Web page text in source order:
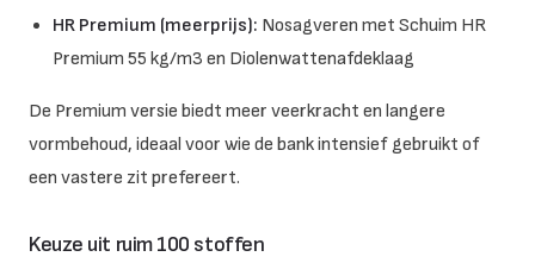
HR Premium (meerprijs): Nosagveren met Schuim HR
Premium 55 kg/m3 en Diolenwattenafdeklaag
De Premium versie biedt meer veerkracht en langere
vormbehoud, ideaal voor wie de bank intensief gebruikt of
een vastere zit prefereert.
Keuze uit ruim 100 stoffen